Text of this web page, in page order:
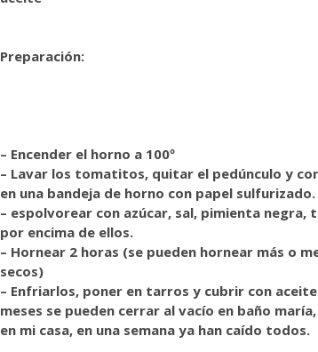
Preparación:
– Encender el horno a 100º
– Lavar los tomatitos, quitar el pedúnculo y
en una bandeja de horno con papel sulfurizado.
– espolvorear con azúcar, sal, pimienta
por encima de ellos.
– Hornear 2 horas (se pueden hornear más o
secos)
– Enfriarlos, poner en tarros y cubrir con
meses se pueden cerrar al vacío en baño
en mi casa, en una semana ya han caído todos.